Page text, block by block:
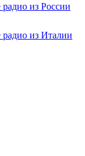
из России
радио из Италии